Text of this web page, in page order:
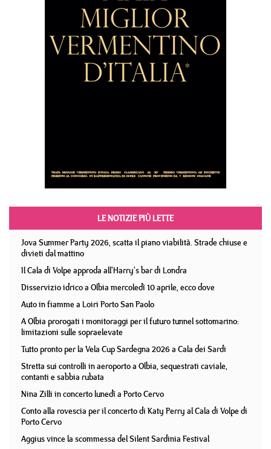
LE NOTIZIE PIÙ LETTE
Jova Summer Party 2026, scatta il piano viabilità. Strade chiuse e
divieti dal mattino
Il Cala di Volpe approda all'Harry's bar di Londra
Disservizio idrico a Olbia mercoledì 10 aprile, ecco dove
Auto in fiamme a Loiri Porto San Paolo
A Olbia prorogati i monitoraggi per il futuro tunnel sottomarino:
limitazioni sulle sopraelevate
Tutto pronto per la Vela Cup Sardegna 2026 a Cala dei Sardi
Stretta sui controlli in aeroporto a Olbia, sequestrati caviale,
contanti e sabbia rubata
Nina Zilli in concerto lunedì a Porto Cervo
Conto alla rovescia per il concerto di Katy Perry al Cala di Volpe di
Porto Cervo
Aggius vince la scommessa del Silent Sardinia Festival